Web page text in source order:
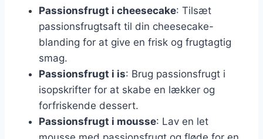
Passionsfrugt i cheesecake: Tilsæt
passionsfrugtsaft til din cheesecake-
blanding for at give en frisk og frugtagtig
smag.
Passionsfrugt i is: Brug passionsfrugt i
isopskrifter for at skabe en lækker og
forfriskende dessert.
Passionsfrugt i mousse: Lav en let